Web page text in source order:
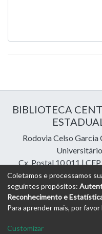
BIBLIOTECA
Rodovia Celso Garcia
Cx. Postal 10.011 |
Contatos: e-mail:
DSpace Cloud Software
Libraries
Configurações de
Coletamos e processamos
seguintes propósitos:
Reconhecimento e
Para aprender mais, por favor
Customizar